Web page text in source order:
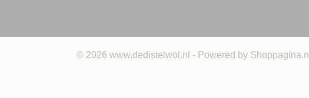
© 2026 www.dedistelwol.nl - Powered by Shoppagina.nl